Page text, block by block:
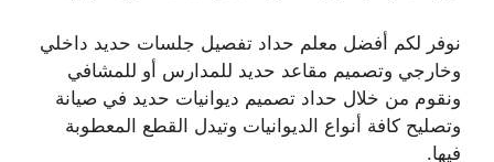
نوفر لكم أفضل معلم حداد تفصيل جلسات حديد داخلي
وخارجي وتصميم مقاعد حديد للمدارس أو للمشافي
ونقوم من خلال حداد تصميم ديوانيات حديد في صيانة
وتصليح كافة أنواع الديوانيات وتيدل القطع المعطوبة
فيها.